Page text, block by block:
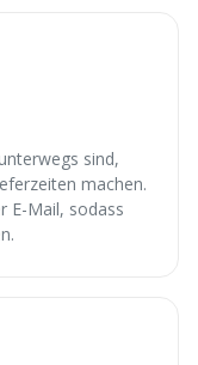
sind,
machen.
E-Mail, sodass